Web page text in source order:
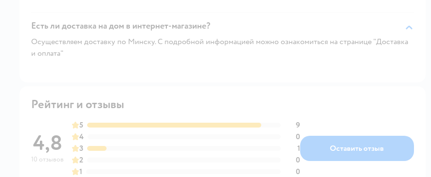
Есть ли доставка на дом в интернет-магазине?
Осуществляем доставку по Минску. С подробной информацией можно ознакомиться на странице "Доставка
и оплата"
Рейтинг и отзывы
4,8
10 отзывов
5
9
4
0
3
1
2
0
1
0
Оставить отзыв